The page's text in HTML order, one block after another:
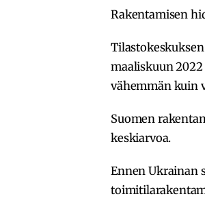
Rakentamisen
maaliskuun
vähemmän kuin
Suomen
keskiarvoa.
Ennen Ukrainan